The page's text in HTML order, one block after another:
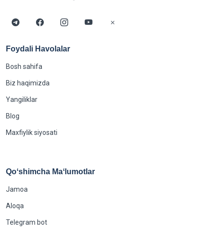
Foydali Havolalar
Bosh sahifa
Biz haqimizda
Yangiliklar
Blog
Maxfiylik siyosati
Qoʻshimcha Maʻlumotlar
Jamoa
Aloqa
Telegram bot